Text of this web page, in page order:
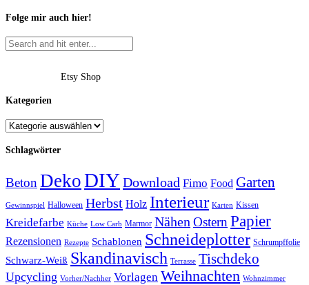
Folge mir auch hier!
Etsy Shop
Kategorien
Schlagwörter
Beton DekoDIYDownload Fimo Food Garten
Gewinnspiel Halloween Herbst Holz Interieur Karten Kissen
Kreidefarbe Küche Low Carb Marmor Nähen Ostern Papier
Rezensionen Rezepte Schablonen Schneideplotter Schrumpffolie
Schwarz-Weiß Skandinavisch Terrasse Tischdeko
Upcycling Vorher/Nachher Vorlagen Weihnachten Wohnzimmer